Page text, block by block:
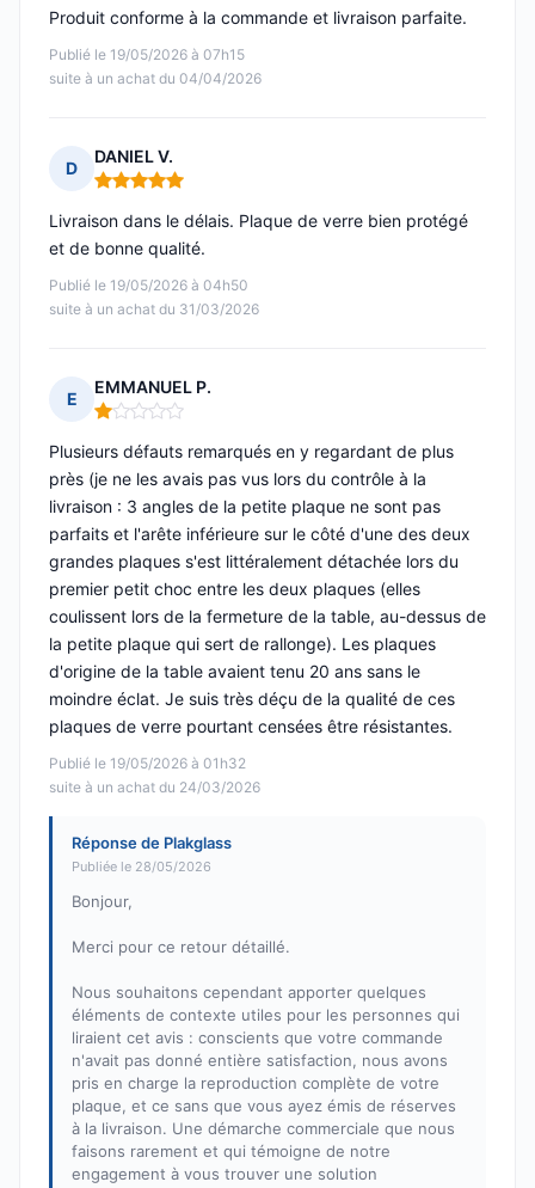
Publié le 19/05/2026 à 07h15
suite à un achat du 04/04/2026
Produit conforme à la commande et livraison parfaite.
D
DANIEL V.
Note : 5 sur 5
Publié le 19/05/2026 à 04h50
suite à un achat du 31/03/2026
Livraison dans le délais. Plaque de verre bien protégé
et de bonne qualité.
E
EMMANUEL P.
Note : 1 sur 5
Publié le 19/05/2026 à 01h32
suite à un achat du 24/03/2026
Plusieurs défauts remarqués en y regardant de plus
près (je ne les avais pas vus lors du contrôle à la
livraison : 3 angles de la petite plaque ne sont pas
parfaits et l'arête inférieure sur le côté d'une des deux
grandes plaques s'est littéralement détachée lors du
premier petit choc entre les deux plaques (elles
coulissent lors de la fermeture de la table, au-dessus de
la petite plaque qui sert de rallonge). Les plaques
d'origine de la table avaient tenu 20 ans sans le
moindre éclat. Je suis très déçu de la qualité de ces
plaques de verre pourtant censées être résistantes.
Réponse de Plakglass
Publiée le 28/05/2026
Bonjour,
Merci pour ce retour détaillé.
Nous souhaitons cependant apporter quelques
éléments de contexte utiles pour les personnes qui
liraient cet avis : conscients que votre commande
n'avait pas donné entière satisfaction, nous avons
pris en charge la reproduction complète de votre
plaque, et ce sans que vous ayez émis de réserves
à la livraison. Une démarche commerciale que nous
faisons rarement et qui témoigne de notre
engagement à vous trouver une solution